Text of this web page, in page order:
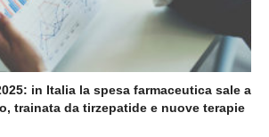
in Italia la spesa farmaceutica sale a
trainata da tirzepatide e nuove terapie